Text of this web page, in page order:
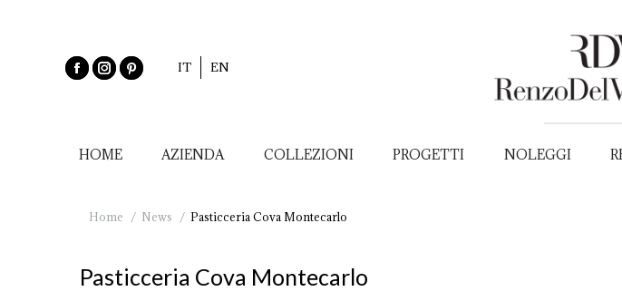
IT EN
HOME AZIENDA COLLEZIONI PROGETTI NOLEGGI
You are here:
Home News Pasticceria Cova Montecarlo
Pasticceria Cova Montecarlo